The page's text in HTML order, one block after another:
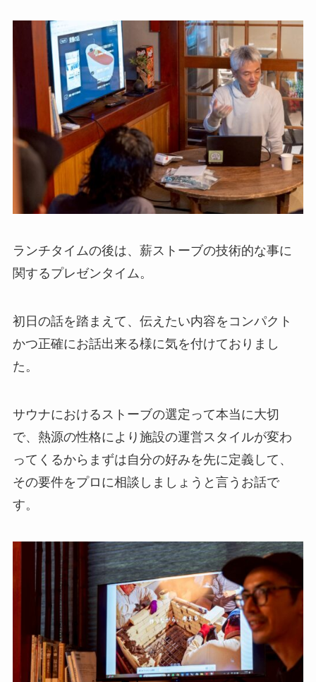
ランチタイムの後は、薪ストーブの技術的な事に
関するプレゼンタイム。
初日の話を踏まえて、伝えたい内容をコンパクト
かつ正確にお話出来る様に気を付けておりまし
た。
サウナにおけるストーブの選定って本当に大切
で、熱源の性格により施設の運営スタイルが変わ
ってくるからまずは自分の好みを先に定義して、
その要件をプロに相談しましょうと言うお話で
す。